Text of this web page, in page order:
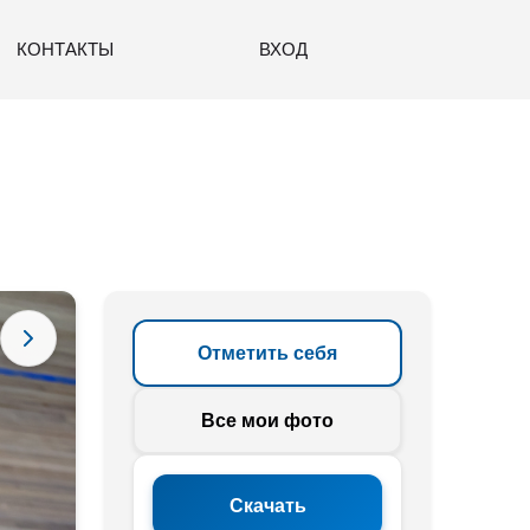
КОНТАКТЫ ВХОД
Отметить себя
Все мои фото
Скачать